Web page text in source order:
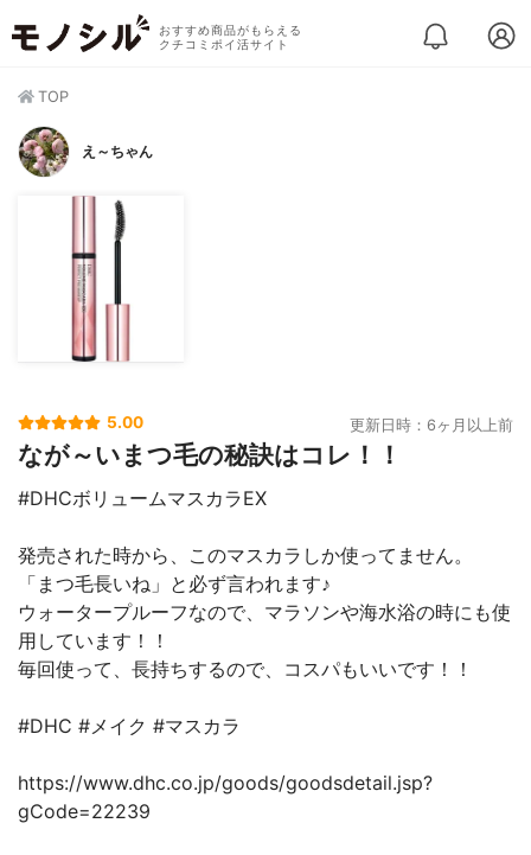
おすすめ商品がもらえる
クチコミポイ活サイト
TOP
え～ちゃん
5.00 更新日時：6ヶ月以上前
なが～いまつ毛の秘訣はコレ！！
#DHCボリュームマスカラEX
発売された時から、このマスカラしか使ってません。
「まつ毛長いね」と必ず言われます♪
ウォータープルーフなので、マラソンや海水浴の時にも使
用しています！！
毎回使って、長持ちするので、コスパもいいです！！
#DHC #メイク #マスカラ
https://www.dhc.co.jp/goods/goodsdetail.jsp?
gCode=22239